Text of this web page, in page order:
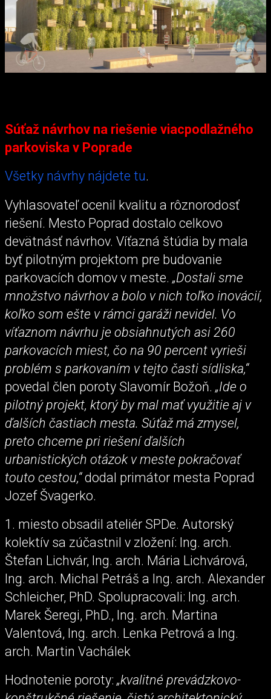
Súťaž návrhov na riešenie viacpodlažného
parkoviska v Poprade
Všetky návrhy nájdete tu.
Vyhlasovateľ ocenil kvalitu a rôznorodosť
riešení. Mesto Poprad dostalo celkovo
devätnásť návrhov. Víťazná štúdia by mala
byť pilotným projektom pre budovanie
parkovacích domov v meste. „Dostali sme
množstvo návrhov a bolo v nich toľko inovácií,
koľko som ešte v rámci garáži nevidel. Vo
víťaznom návrhu je obsiahnutých asi 260
parkovacích miest, čo na 90 percent vyrieši
problém s parkovaním v tejto časti sídliska,“
povedal člen poroty Slavomír Božoň. „Ide o
pilotný projekt, ktorý by mal mať využitie aj v
ďalších častiach mesta. Súťaž má zmysel,
preto chceme pri riešení ďalších
urbanistických otázok v meste pokračovať
touto cestou,“dodal primátor mesta Poprad
Jozef Švagerko.
1. miesto obsadil ateliér SPDe. Autorský
kolektív sa zúčastnil v zložení: Ing. arch.
Štefan Lichvár, Ing. arch. Mária Lichvárová,
Ing. arch. Michal Petráš a Ing. arch. Alexander
Schleicher, PhD. Spolupracovali: Ing. arch.
Marek Šeregi, PhD., Ing. arch. Martina
Valentová, Ing. arch. Lenka Petrová a Ing.
arch. Martin Vachálek
Hodnotenie poroty: „kvalitné prevádzkovo-